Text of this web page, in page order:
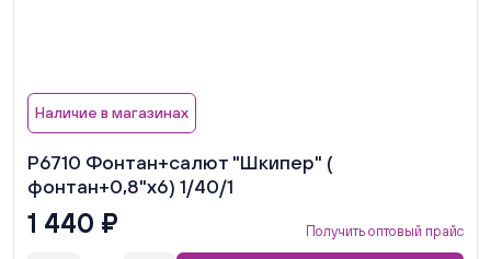
Наличие в магазинах
Р6710 Фонтан+салют "Шкипер" (
фонтан+0,8"х6) 1/40/1
1 440 ₽ Получить оптовый прайс